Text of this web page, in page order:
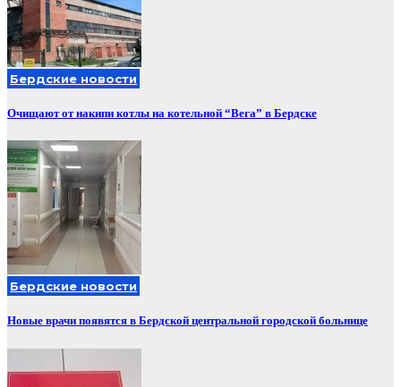
Бердские новости
Очищают от накипи котлы на котельной “Вега” в Бердске
Бердские новости
Новые врачи появятся в Бердской центральной городской больнице